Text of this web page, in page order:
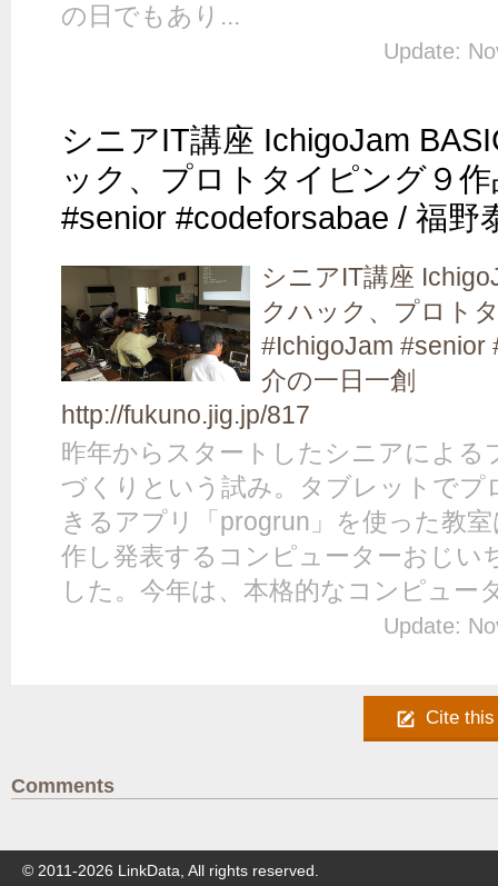
の日でもあり...
Update:
シニアIT講座 IchigoJam
ック、プロトタイピング９
#senior #codeforsabae / 福野
シニアIT講座
クハック、プロト
#IchigoJam #senior
介の一日一創
http://fukuno.jig.jp/817
昨年からスタートしたシニアによる
づくりという試み。タブレットでプ
きるアプリ「progrun」を使った教
作し発表するコンピューターおじい
した。今年は、本格的なコンピュー
Update:
Cite this
Comments
© 2011-2026 LinkData, All rights reserved.